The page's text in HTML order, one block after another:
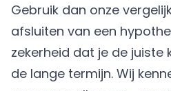
Gebruik dan onze
afsluiten van een
zekerheid dat je de juiste
de lange termijn. Wij